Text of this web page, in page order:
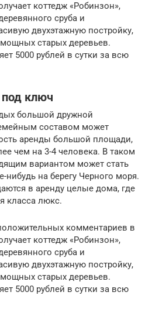
коттедж «Робинзон»,
сруба и
двухэтажную постройку,
старых деревьев.
5000 рублей в сутки за всю
ключ
большой дружной
составом может
аренды большой площади,
чем на 3-4 человека. В таком
вариантом может стать
нибудь на берегу Черного моря.
в аренду целые дома, где
класса люкс.
комментариев в
коттедж «Робинзон»,
сруба и
двухэтажную постройку,
старых деревьев.
5000 рублей в сутки за всю